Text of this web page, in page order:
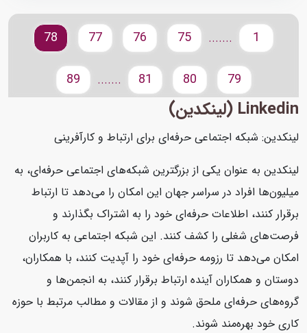
.......
75
76
77
78
79
80
81
.......
89
Linkedin (لینکدین)
لینکدین: شبکه اجتماعی حرفه‌ای برای ارتباط و کارآفرینی
لینکدین به عنوان یکی از بزرگترین شبکه‌های اجتماعی حرفه‌ای، به
میلیون‌ها افراد در سراسر جهان این امکان را می‌دهد تا ارتباط
برقرار کنند، اطلاعات حرفه‌ای خود را به اشتراک بگذارند و
فرصت‌های شغلی را کشف کنند. این شبکه اجتماعی به کاربران
امکان می‌دهد تا رزومه حرفه‌ای خود را آپدیت کنند، با همکاران،
دوستان و همکاران آینده ارتباط برقرار کنند، به انجمن‌ها و
گروه‌های حرفه‌ای ملحق شوند و از مقالات و مطالب مرتبط با حوزه
کاری خود بهره‌مند شوند.